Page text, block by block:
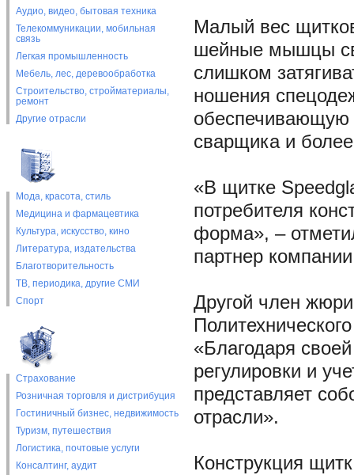
Аудио, видео, бытовая техника
Телекоммуникации, мобильная
связь
Легкая промышленность
Мебель, лес, деревообработка
Строительство, стройматериалы,
ремонт
Другие отрасли
Мода, красота, стиль
Медицина и фармацевтика
Культура, искусство, кино
Литература, издательства
Благотворительность
ТВ, периодика, другие СМИ
Спорт
Страхование
Розничная торговля и дистрибуция
Гостиничный бизнес, недвижимость
Туризм, путешествия
Логистика, почтовые услуги
Консалтинг, аудит
Малый вес
шейные мышцы
слишком
ношения
обеспечивающую
сварщика и
«В щитке
потребителя
форма», –
партнер
Другой член
«Благодаря
регулировки и
представляет
отрасли».
Конструкция